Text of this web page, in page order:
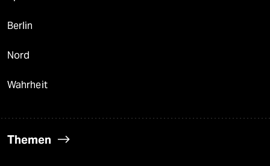
Berlin
Nord
Wahrheit
Themen